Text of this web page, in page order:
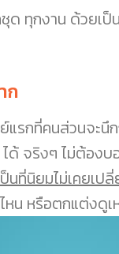
ด ทุกงาน ด้วยเ
ก
รกที่คนส่วนจะ
จริงๆ ไม่ต้องบ
ที่นิยมไม่เคยเปลี่
น หรือตกแต่งดูเ